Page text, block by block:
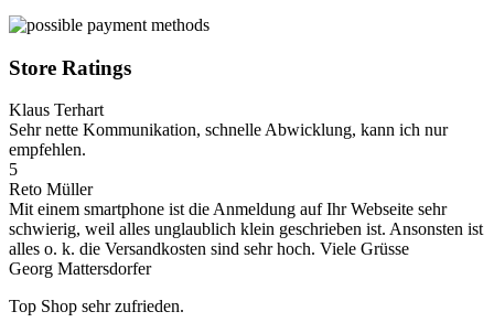
Store Ratings
Klaus Terhart
Sehr nette Kommunikation, schnelle Abwicklung, kann ich nur
empfehlen.
5
Reto Müller
Mit einem smartphone ist die Anmeldung auf Ihr Webseite sehr
schwierig, weil alles unglaublich klein geschrieben ist. Ansonsten ist
alles o. k. die Versandkosten sind sehr hoch. Viele Grüsse
Georg Mattersdorfer
Top Shop sehr zufrieden.